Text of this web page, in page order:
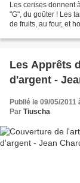
Les cerises donnent
"G", du goûter ! Les
de fruits, au four, et
Les Apprêts
d'argent -
Publié le 09/05/2011
Par Tiuscha